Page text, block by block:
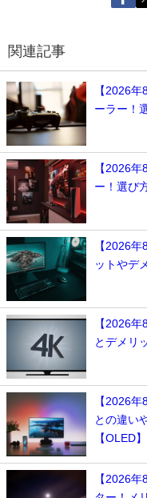
関連記事
【2026
ーラー！
【2026
ー！選び
【2026
ットやデ
【2026
とデメリ
【2026
との違い
【OLED】
【2026